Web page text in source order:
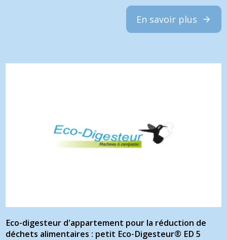
En savoir plus
Eco-digesteur d'appartement pour la réduction de
déchets alimentaires : petit Eco-Digesteur® ED 5